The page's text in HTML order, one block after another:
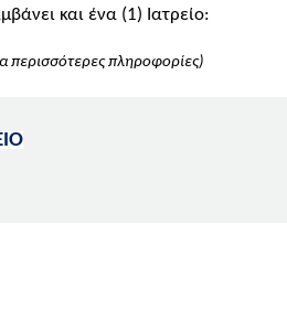
και ένα (1) Ιατρείο:
περισσότερες πληροφορίες)